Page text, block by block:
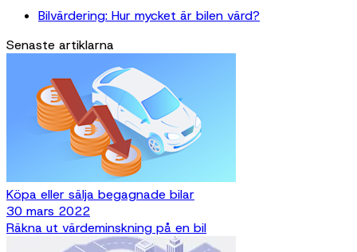
Bilvärdering: Hur mycket är bilen värd?
Senaste artiklarna
Köpa eller sälja begagnade bilar
30 mars 2022
Räkna ut värdeminskning på en bil